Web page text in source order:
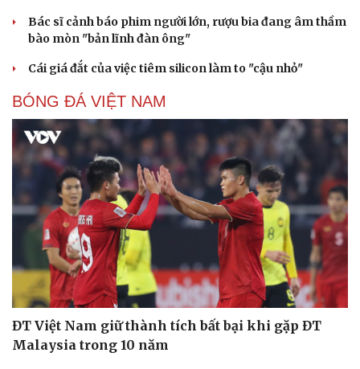
Bác sĩ cảnh báo phim người lớn, rượu bia đang âm thầm
bào mòn "bản lĩnh đàn ông"
Cái giá đắt của việc tiêm silicon làm to "cậu nhỏ"
BÓNG ĐÁ VIỆT NAM
ĐT Việt Nam giữ thành tích bất bại khi gặp ĐT
Malaysia trong 10 năm